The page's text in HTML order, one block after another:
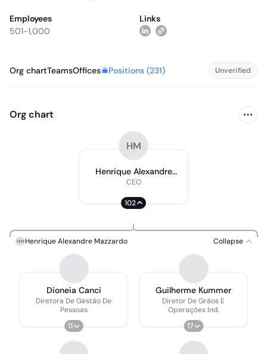
Employees
501-1,000
Links
Org chartTeamsOffices Positions (231) Unverified
Org chart
HM
Henrique Alexandre
Mazzardo
CEO
102
HM Henrique Alexandre Mazzardo Collapse
Dioneia Canci
Diretora De Gestão De
Pessoas
11
Guilherme Kummer
Diretor De Grãos E
Operações Ind.
17